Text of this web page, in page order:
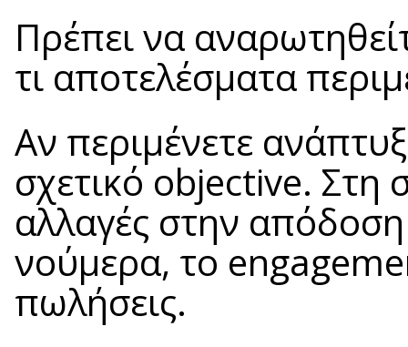
Πρέπει να
τι αποτελέσματα
Αν περιμένετε
σχετικό objective. Στη
αλλαγές στην
νούμερα, το
πωλήσεις.